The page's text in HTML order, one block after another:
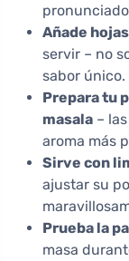
Añade
servir – no
sabor único.
Prepara tu
masala –
aroma más
Sirve con
ajustar su
Prueba la
masa